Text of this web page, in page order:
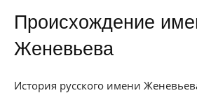
Происхождение
Женевьева
История русского имени